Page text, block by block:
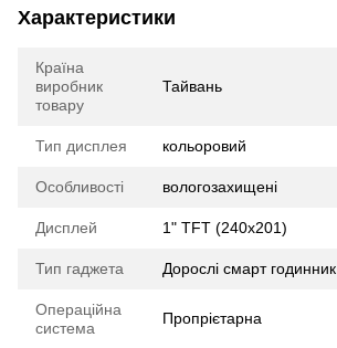
Характеристики
Країна
виробник
товару
Тайвань
Тип дисплея кольоровий
Особливості вологозахищені
Дисплей 1" TFT (240x201)
Тип гаджета Дорослі смарт годинник
Операційна
система
Пропрієтарна